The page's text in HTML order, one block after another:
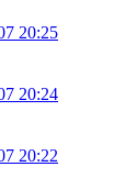
20:25
20:24
20:22